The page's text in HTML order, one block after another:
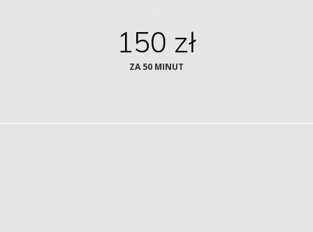
150 zł
ZA 50 MINUT